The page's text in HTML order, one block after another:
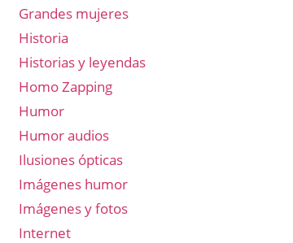
Grandes mujeres
Historia
Historias y leyendas
Homo Zapping
Humor
Humor audios
Ilusiones ópticas
Imágenes humor
Imágenes y fotos
Internet